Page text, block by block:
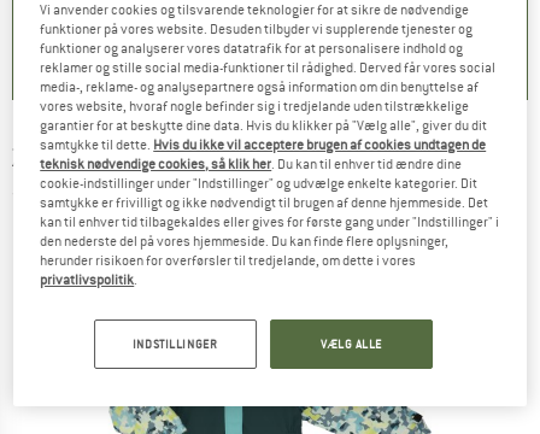
) 3,0 (2) 4,9(18)
ZIENER -Kid's Anup Mini - Kedeldragt
(0)
Vi anvender cookies og tilsvarende teknologier for at sikre de nødvendige
funktioner på vores website. Desuden tilbyder vi supplerende tjenester og
funktioner og analyserer vores datatrafik for at personalisere indhold og
reklamer og stille social media-funktioner til rådighed. Derved får vores social
media-, reklame- og analysepartnere også information om din benyttelse af
vores website, hvoraf nogle befinder sig i tredjelande uden tilstrækkelige
garantier for at beskytte dine data. Hvis du klikker på "Vælg alle", giver du dit
samtykke til dette. Hvis du ikke vil acceptere brugen af cookies undtagen de
teknisk nødvendige cookies, så klik her. Du kan til enhver tid ændre dine
cookie-indstillinger under "Indstillinger" og udvælge enkelte kategorier. Dit
samtykke er frivilligt og ikke nødvendigt til brugen af denne hjemmeside. Det
kan til enhver tid tilbagekaldes eller gives for første gang under "Indstillinger" i
den nederste del på vores hjemmeside. Du kan finde flere oplysninger,
herunder risikoen for overførsler til tredjelande, om dette i vores
privatlivspolitik.
INDSTILLINGER VÆLG ALLE